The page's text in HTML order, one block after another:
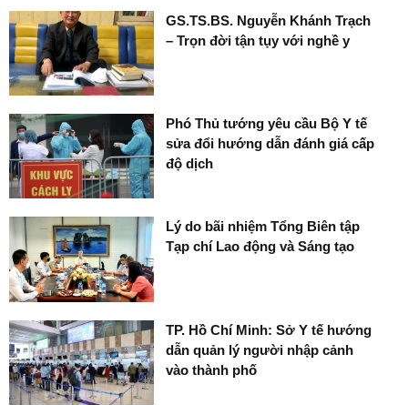
GS.TS.BS. Nguyễn Khánh Trạch
– Trọn đời tận tụy với nghề y
Phó Thủ tướng yêu cầu Bộ Y tế
sửa đổi hướng dẫn đánh giá cấp
độ dịch
Lý do bãi nhiệm Tổng Biên tập
Tạp chí Lao động và Sáng tạo
TP. Hồ Chí Minh: Sở Y tế hướng
dẫn quản lý người nhập cảnh
vào thành phố